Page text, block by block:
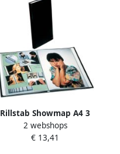
Rillstab Showmap A4 3
kanaals 30-tassen zwart
2 webshops
€ 13,41